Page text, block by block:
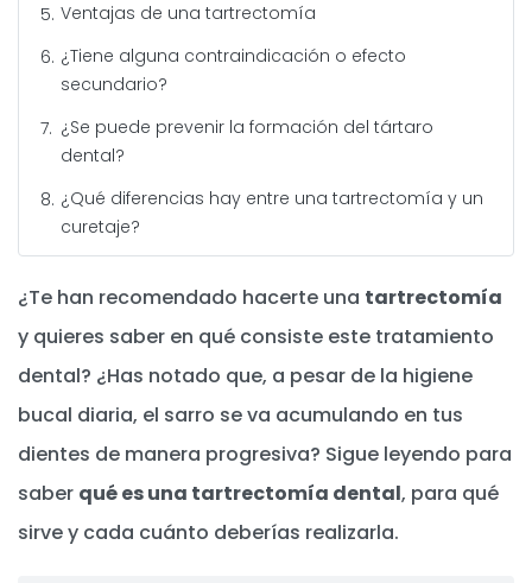
Ventajas de una tartrectomía
¿Tiene alguna contraindicación o efecto
secundario?
¿Se puede prevenir la formación del tártaro
dental?
¿Qué diferencias hay entre una tartrectomía y un
curetaje?
¿Te han recomendado hacerte una tartrectomía
y quieres saber en qué consiste este tratamiento
dental? ¿Has notado que, a pesar de la higiene
bucal diaria, el sarro se va acumulando en tus
dientes de manera progresiva? Sigue leyendo para
saber qué es una tartrectomía dental, para qué
sirve y cada cuánto deberías realizarla.